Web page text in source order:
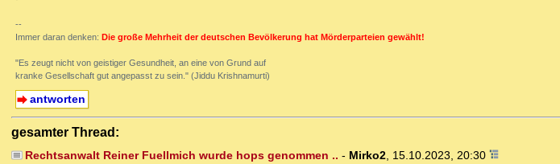
--
Immer daran denken: Die große Mehrheit der deutschen Bevölkerung hat Mörderparteien gewählt!
"Es zeugt nicht von geistiger Gesundheit, an eine von Grund auf
kranke Gesellschaft gut angepasst zu sein." (Jiddu Krishnamurti)
antworten
gesamter Thread:
Rechtsanwalt Reiner Fuellmich wurde hops genommen .. - Mirko2, 15.10.2023, 20:30